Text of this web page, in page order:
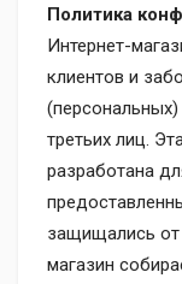
Политика
Интернет-
клиентов и
третьих лиц.
разработана
защищались от
магазин